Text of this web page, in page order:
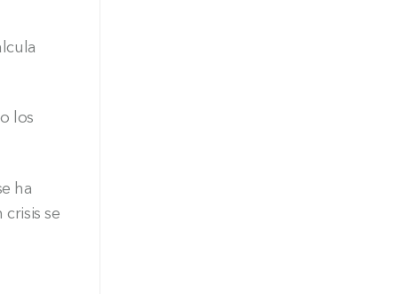
los
ha
se